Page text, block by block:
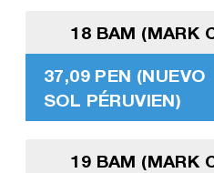
18 BAM (MARK
37,09 PEN (NUEVO
SOL PÉRUVIEN)
19 BAM (MARK